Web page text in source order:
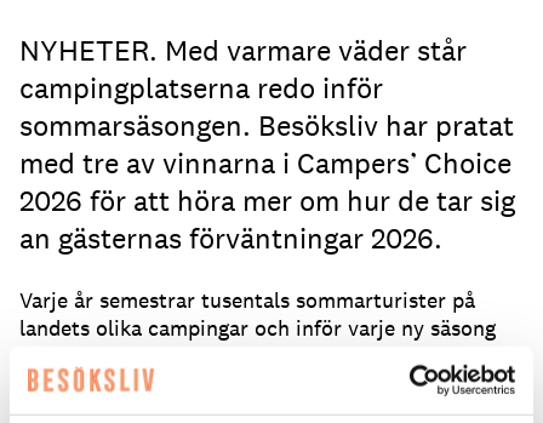
NYHETER. Med varmare väder står
campingplatserna redo inför
sommarsäsongen. Besöksliv har pratat
med tre av vinnarna i Campers’ Choice
2026 för att höra mer om hur de tar sig
an gästernas förväntningar 2026.
Varje år semestrar tusentals sommarturister på
landets olika campingar och inför varje ny säsong
Gullbrannagårdenoch